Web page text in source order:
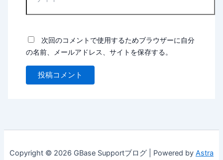
次回のコメントで使用するためブラウザーに自分
の名前、メールアドレス、サイトを保存する。
Copyright © 2026 GBase Supportブログ | Powered by Astra